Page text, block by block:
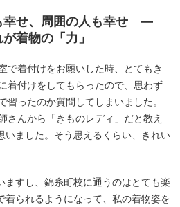
幸せ、周囲の人も幸せ ―
着物の「力」
で着付けをお願いした時、とてもき
着付けをしてもらったので、思わず
習ったのか質問してしまいました。
さんから「きものレディ」だと教え
いました。そう思えるくらい、きれい
ますし、錦糸町校に通うのはとても楽
着られるようになって、私の着物姿を